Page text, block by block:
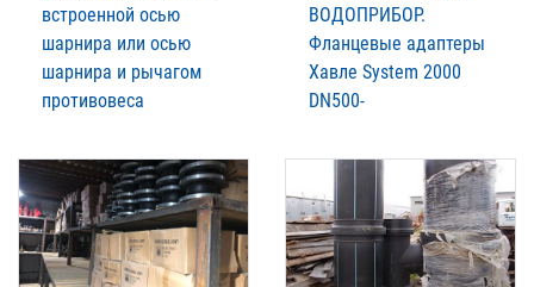
встроенной осью
шарнира или осью
шарнира и рычагом
противовеса
ВОДОПРИБОР.
Фланцевые адаптеры
Xавле System 2000
DN500-